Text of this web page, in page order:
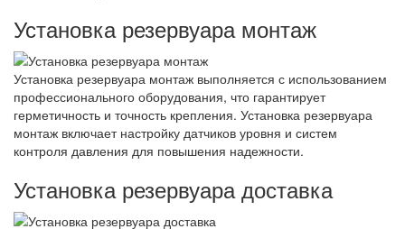
Установка резервуара монтаж
Установка резервуара монтаж выполняется с использованием
профессионального оборудования, что гарантирует
герметичность и точность крепления. Установка резервуара
монтаж включает настройку датчиков уровня и систем
контроля давления для повышения надежности.
Установка резервуара доставка